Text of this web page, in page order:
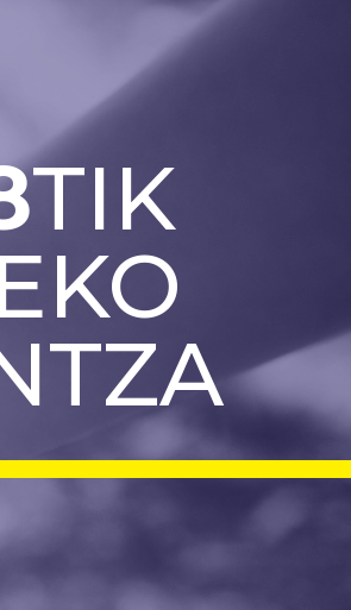
TIK